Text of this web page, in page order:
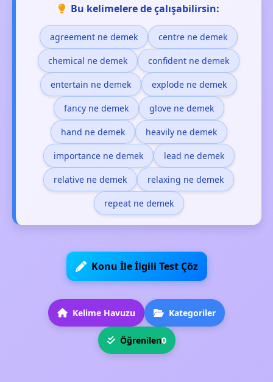
Bu kelimelere de çalışabilirsin:
agreement ne demek centre ne demek
chemical ne demek confident ne demek
entertain ne demek explode ne demek
fancy ne demek glove ne demek
hand ne demek heavily ne demek
importance ne demek lead ne demek
relative ne demek relaxing ne demek
repeat ne demek
Konu İle İlgili Test Çöz
Kelime Havuzu Kategoriler
Öğrenilen0